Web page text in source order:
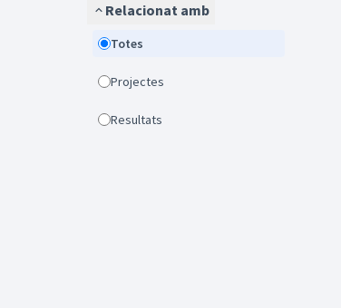
Relacionat amb
Totes
Projectes
Resultats